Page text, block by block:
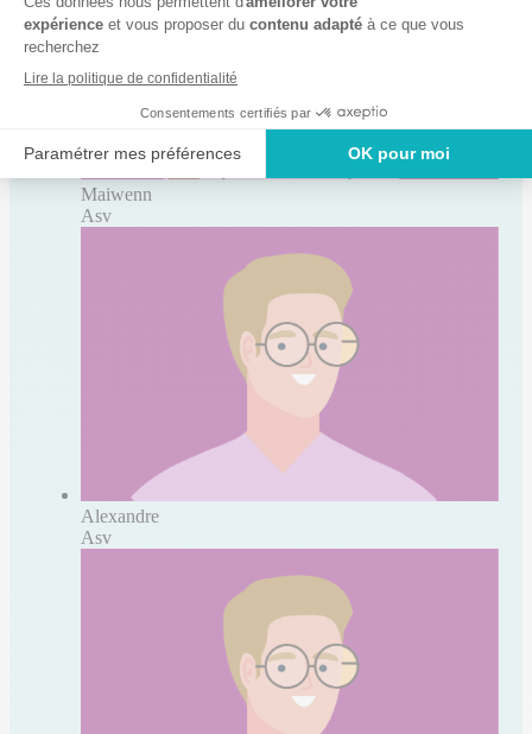
Maiwenn
Asv
Alexandre
Asv